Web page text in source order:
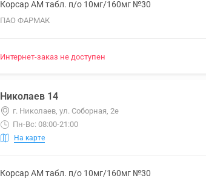
Корсар АМ табл. п/о 10мг/160мг №30
ПАО ФАРМАК
Интернет-заказ не доступен
Николаев 14
г. Николаев, ул. Соборная, 2е
Пн-Вс: 08:00-21:00
На карте
Корсар АМ табл. п/о 10мг/160мг №30